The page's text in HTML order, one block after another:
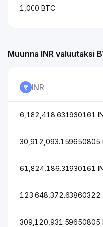
1,000 BTC
Muunna INR valuutaksi
INR
6,182,418.631930161
30,912,093.159650805
61,824,186.31930161
123,648,372.63860322
309,120,931.59650805